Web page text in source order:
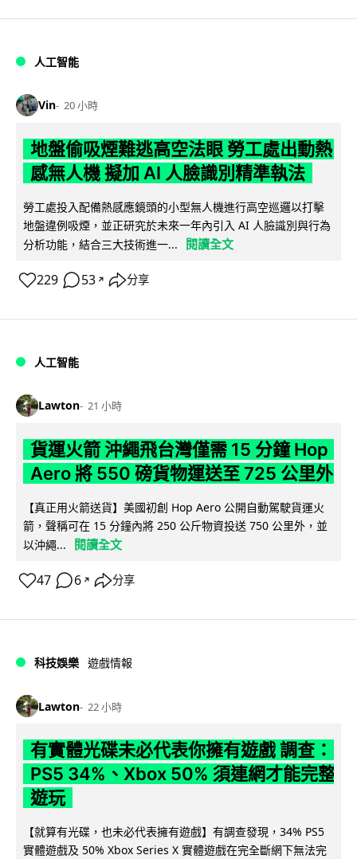
人工智能
Vin 20 小時
地盤偷吸煙難逃高空法眼 勞工處出動熱
感無人機 擬加 AI 人臉識別精準執法
勞工處投入配備熱感應鏡頭的小型無人機進行高空巡邏以打擊
地盤違例吸煙，並正研究於未來一年內引入 AI 人臉識別與行為
分析功能，結合三大技術進一...
閱讀全文
229 53 ↗ 分享
人工智能
Lawton 21 小時
貨運火箭 沖繩飛台灣僅需 15 分鐘 Hop
Aero 將 550 磅貨物運送至 725 公里外
【真正用火箭送貨】美國初創 Hop Aero 公開自動駕駛貨運火
箭，聲稱可在 15 分鐘內將 250 公斤物資投送 750 公里外，並
以沖繩...
閱讀全文
47 6 ↗ 分享
科技娛樂 遊戲情報
Lawton 22 小時
有實體光碟未必代表你擁有遊戲 調查：
PS5 34%、Xbox 50% 須連網才能完整
遊玩
【就算有光碟，也未必代表擁有遊戲】有調查發現，34% PS5
實體遊戲及 50% Xbox Series X 實體遊戲在完全斷網下無法完